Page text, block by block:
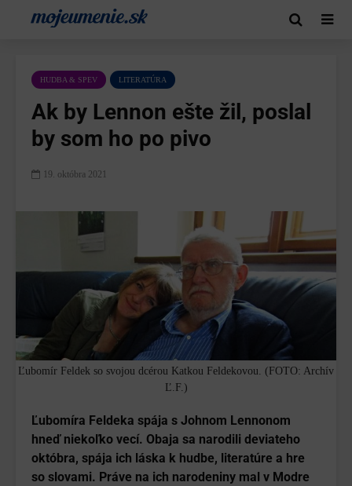
HUDBA & SPEV LITERATÚRA
Ak by Lennon ešte žil, poslal
by som ho po pivo
19. októbra 2021
Ľubomír Feldek so svojou dcérou Katkou Feldekovou. (FOTO: Archív
Ľ.F.)
Ľubomíra Feldeka spája s Johnom Lennonom
hneď niekoľko vecí. Obaja sa narodili deviateho
októbra, spája ich láska k hudbe, literatúre a hre
so slovami. Práve na ich narodeniny mal v Modre